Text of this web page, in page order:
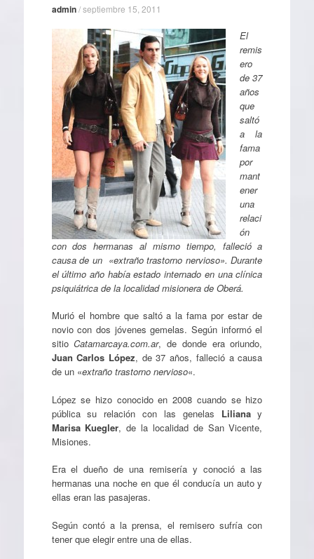
admin/septiembre 15, 2011
El
remis
ero
de 37
años
que
saltó
a la
fama
por
mant
ener
una
relaci
ón
con dos hermanas al mismo tiempo, falleció a
causa de un «extraño trastorno nervioso». Durante
el último año había estado internado en una clínica
psiquiátrica de la localidad misionera de Oberá.
Murió el hombre que saltó a la fama por estar de
novio con dos jóvenes gemelas. Según informó el
sitioCatamarcaya.com.ar, de donde era oriundo,
Juan Carlos López, de 37 años, falleció a causa
de un «extraño trastorno nervioso«.
López se hizo conocido en 2008 cuando se hizo
pública su relación con las genelas Lilianay
Marisa Kuegler, de la localidad de San Vicente,
Misiones.
Era el dueño de una remisería y conoció a las
hermanas una noche en que él conducía un auto y
ellas eran las pasajeras.
Según contó a la prensa, el remisero sufría con
tener que elegir entre una de ellas.